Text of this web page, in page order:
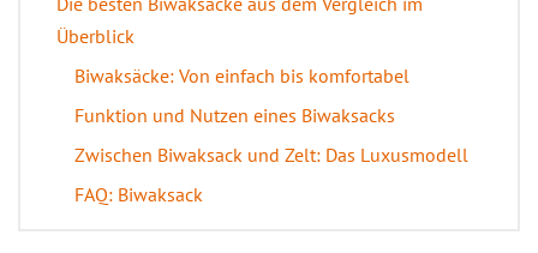
Überblick
Biwaksäcke: Von einfach bis komfortabel
Funktion und Nutzen eines Biwaksacks
Zwischen Biwaksack und Zelt: Das Luxusmodell
FAQ: Biwaksack